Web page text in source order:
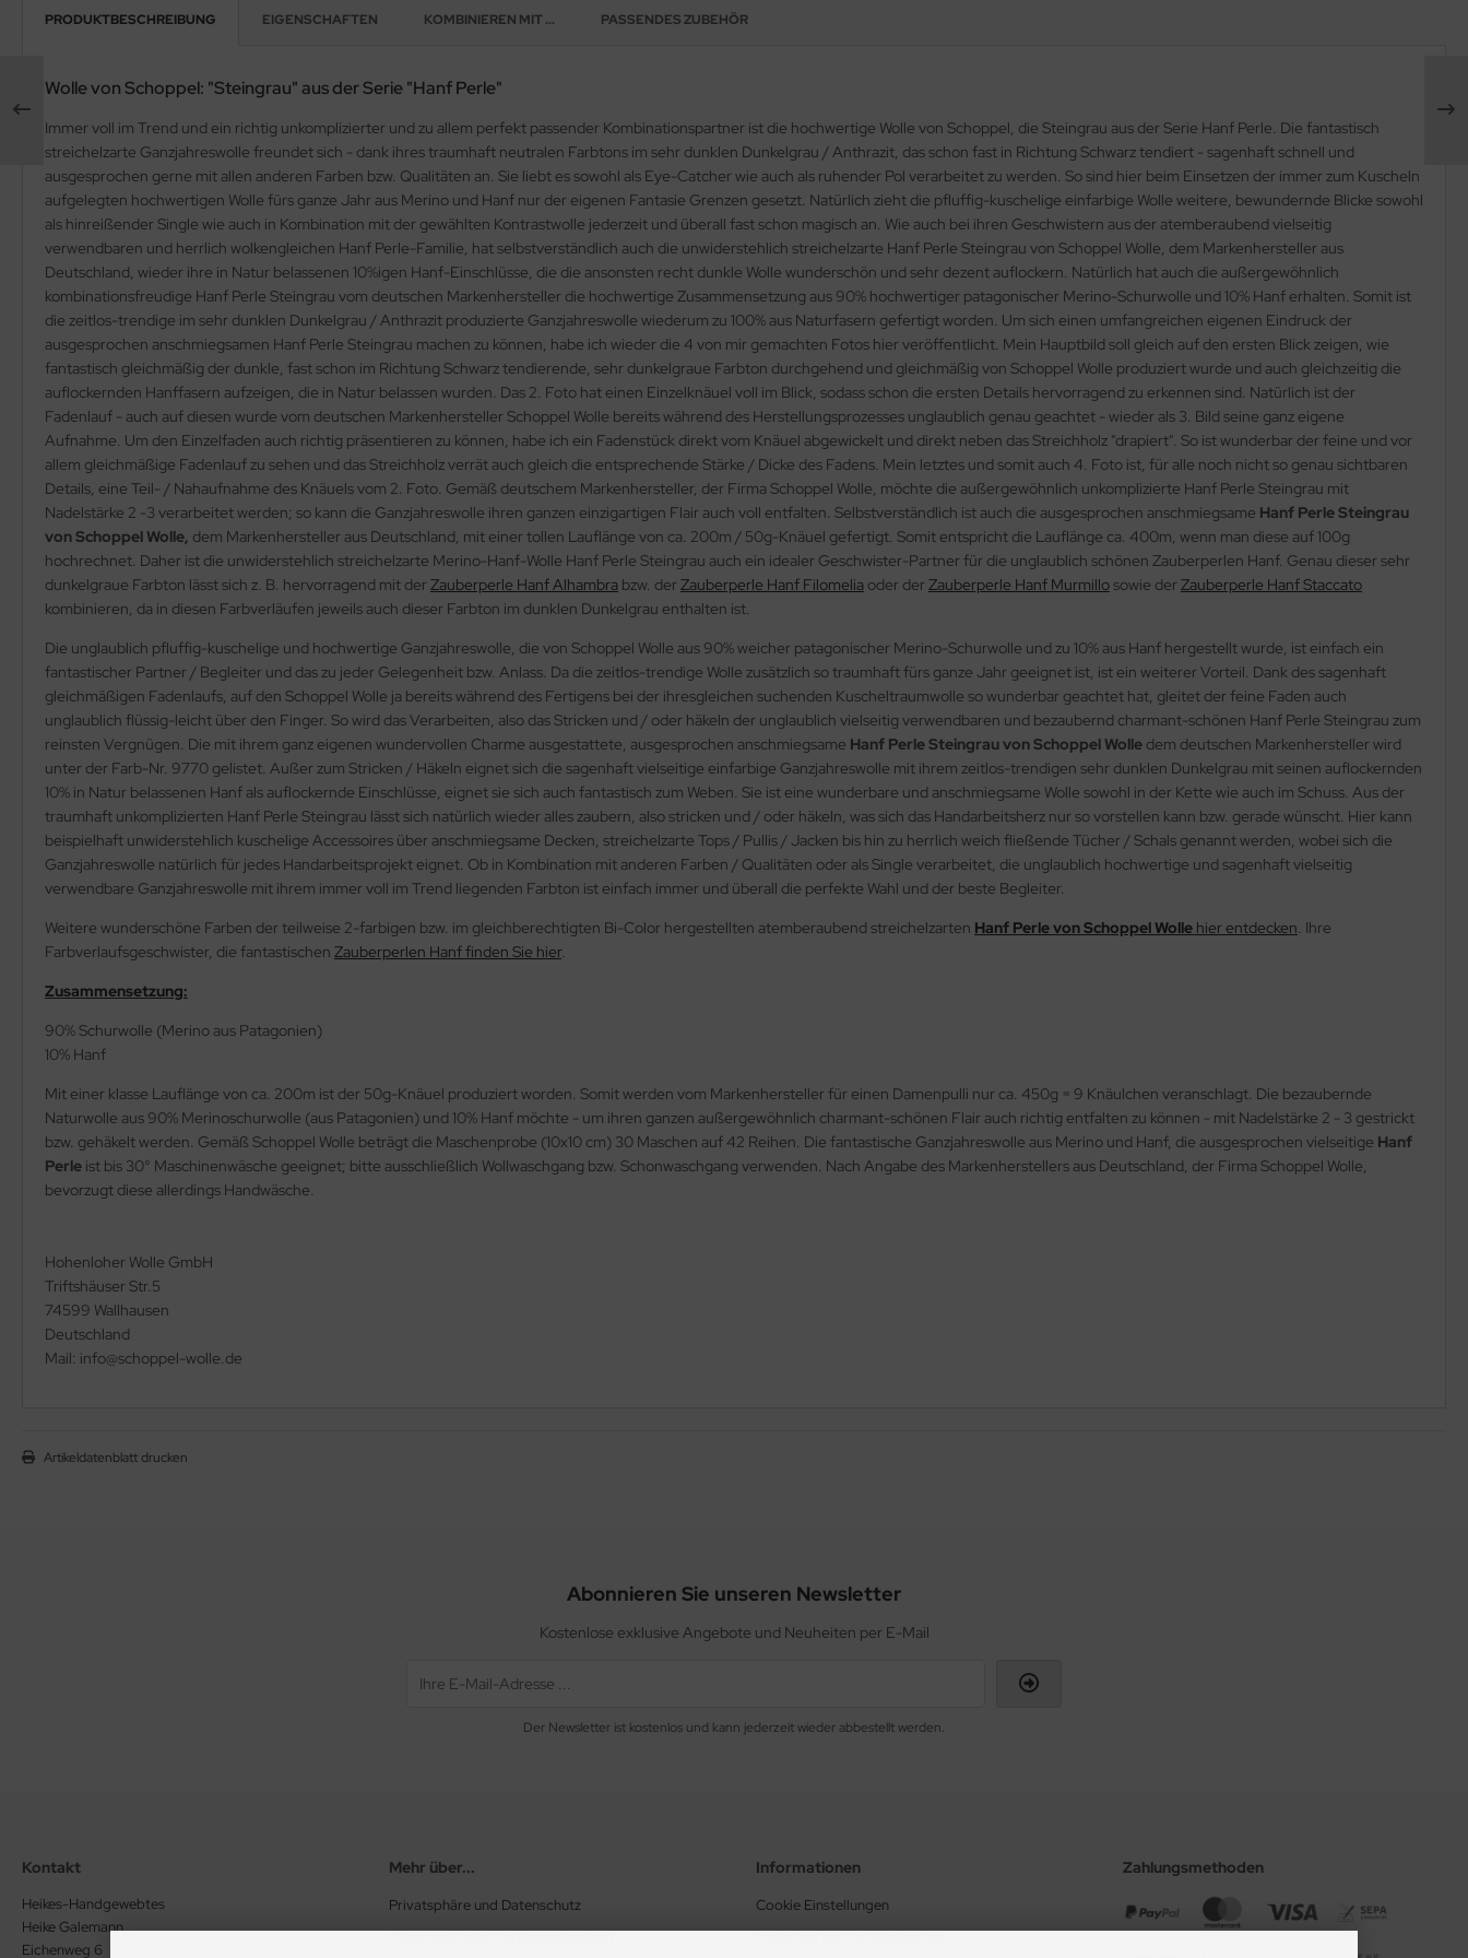
PRODUKTBESCHREIBUNG EIGENSCHAFTEN KOMBINIEREN MIT ... PASSENDES ZUBEHÖR
Wolle von Schoppel: "Steingrau" aus der Serie "Hanf Perle"
Immer voll im Trend und ein richtig unkomplizierter und zu allem perfekt passender Kombinationspartner ist die hochwertige Wolle von Schoppel, die Steingrau aus der Serie Hanf Perle. Die fantastisch
streichelzarte Ganzjahreswolle freundet sich - dank ihres traumhaft neutralen Farbtons im sehr dunklen Dunkelgrau / Anthrazit, das schon fast in Richtung Schwarz tendiert - sagenhaft schnell und
ausgesprochen gerne mit allen anderen Farben bzw. Qualitäten an. Sie liebt es sowohl als Eye-Catcher wie auch als ruhender Pol verarbeitet zu werden. So sind hier beim Einsetzen der immer zum Kuscheln
aufgelegten hochwertigen Wolle fürs ganze Jahr aus Merino und Hanf nur der eigenen Fantasie Grenzen gesetzt. Natürlich zieht die pfluffig-kuschelige einfarbige Wolle weitere, bewundernde Blicke sowohl
als hinreißender Single wie auch in Kombination mit der gewählten Kontrastwolle jederzeit und überall fast schon magisch an. Wie auch bei ihren Geschwistern aus der atemberaubend vielseitig
verwendbaren und herrlich wolkengleichen Hanf Perle-Familie, hat selbstverständlich auch die unwiderstehlich streichelzarte Hanf Perle Steingrau von Schoppel Wolle, dem Markenhersteller aus
Deutschland, wieder ihre in Natur belassenen 10%igen Hanf-Einschlüsse, die die ansonsten recht dunkle Wolle wunderschön und sehr dezent auflockern. Natürlich hat auch die außergewöhnlich
kombinationsfreudige Hanf Perle Steingrau vom deutschen Markenhersteller die hochwertige Zusammensetzung aus 90% hochwertiger patagonischer Merino-Schurwolle und 10% Hanf erhalten. Somit ist
die zeitlos-trendige im sehr dunklen Dunkelgrau / Anthrazit produzierte Ganzjahreswolle wiederum zu 100% aus Naturfasern gefertigt worden. Um sich einen umfangreichen eigenen Eindruck der
ausgesprochen anschmiegsamen Hanf Perle Steingrau machen zu können, habe ich wieder die 4 von mir gemachten Fotos hier veröffentlicht. Mein Hauptbild soll gleich auf den ersten Blick zeigen, wie
fantastisch gleichmäßig der dunkle, fast schon im Richtung Schwarz tendierende, sehr dunkelgraue Farbton durchgehend und gleichmäßig von Schoppel Wolle produziert wurde und auch gleichzeitig die
auflockernden Hanffasern aufzeigen, die in Natur belassen wurden. Das 2. Foto hat einen Einzelknäuel voll im Blick, sodass schon die ersten Details hervorragend zu erkennen sind. Natürlich ist der
Fadenlauf - auch auf diesen wurde vom deutschen Markenhersteller Schoppel Wolle bereits während des Herstellungsprozesses unglaublich genau geachtet - wieder als 3. Bild seine ganz eigene
Aufnahme. Um den Einzelfaden auch richtig präsentieren zu können, habe ich ein Fadenstück direkt vom Knäuel abgewickelt und direkt neben das Streichholz "drapiert". So ist wunderbar der feine und vor
allem gleichmäßige Fadenlauf zu sehen und das Streichholz verrät auch gleich die entsprechende Stärke / Dicke des Fadens. Mein letztes und somit auch 4. Foto ist, für alle noch nicht so genau sichtbaren
Details, eine Teil- / Nahaufnahme des Knäuels vom 2. Foto. Gemäß deutschem Markenhersteller, der Firma Schoppel Wolle, möchte die außergewöhnlich unkomplizierte Hanf Perle Steingrau mit
Nadelstärke 2 -3 verarbeitet werden; so kann die Ganzjahreswolle ihren ganzen einzigartigen Flair auch voll entfalten. Selbstverständlich ist auch die ausgesprochen anschmiegsame Hanf Perle Steingrau
von Schoppel Wolle, dem Markenhersteller aus Deutschland, mit einer tollen Lauflänge von ca. 200m / 50g-Knäuel gefertigt. Somit entspricht die Lauflänge ca. 400m, wenn man diese auf 100g
hochrechnet. Daher ist die unwiderstehlich streichelzarte Merino-Hanf-Wolle Hanf Perle Steingrau auch ein idealer Geschwister-Partner für die unglaublich schönen Zauberperlen Hanf. Genau dieser sehr
dunkelgraue Farbton lässt sich z. B. hervorragend mit der Zauberperle Hanf Alhambra bzw. der Zauberperle Hanf Filomelia oder der Zauberperle Hanf Murmillosowie der Zauberperle Hanf Staccato
kombinieren, da in diesen Farbverläufen jeweils auch dieser Farbton im dunklen Dunkelgrau enthalten ist.
Die unglaublich pfluffig-kuschelige und hochwertige Ganzjahreswolle, die von Schoppel Wolle aus 90% weicher patagonischer Merino-Schurwolle und zu 10% aus Hanf hergestellt wurde, ist einfach ein
fantastischer Partner / Begleiter und das zu jeder Gelegenheit bzw. Anlass. Da die zeitlos-trendige Wolle zusätzlich so traumhaft fürs ganze Jahr geeignet ist, ist ein weiterer Vorteil. Dank des sagenhaft
gleichmäßigen Fadenlaufs, auf den Schoppel Wolle ja bereits während des Fertigens bei der ihresgleichen suchenden Kuscheltraumwolle so wunderbar geachtet hat, gleitet der feine Faden auch
unglaublich flüssig-leicht über den Finger. So wird das Verarbeiten, also das Stricken und / oder häkeln der unglaublich vielseitig verwendbaren und bezaubernd charmant-schönen Hanf Perle Steingrau zum
reinsten Vergnügen. Die mit ihrem ganz eigenen wundervollen Charme ausgestattete, ausgesprochen anschmiegsame Hanf Perle Steingrau von Schoppel Wolle dem deutschen Markenhersteller wird
unter der Farb-Nr. 9770 gelistet. Außer zum Stricken / Häkeln eignet sich die sagenhaft vielseitige einfarbige Ganzjahreswolle mit ihrem zeitlos-trendigen sehr dunklen Dunkelgrau mit seinen auflockernden
10% in Natur belassenen Hanf als auflockernde Einschlüsse, eignet sie sich auch fantastisch zum Weben. Sie ist eine wunderbare und anschmiegsame Wolle sowohl in der Kette wie auch im Schuss. Aus der
traumhaft unkomplizierten Hanf Perle Steingrau lässt sich natürlich wieder alles zaubern, also stricken und / oder häkeln, was sich das Handarbeitsherz nur so vorstellen kann bzw. gerade wünscht. Hier kann
beispielhaft unwiderstehlich kuschelige Accessoires über anschmiegsame Decken, streichelzarte Tops / Pullis / Jacken bis hin zu herrlich weich fließende Tücher / Schals genannt werden, wobei sich die
Ganzjahreswolle natürlich für jedes Handarbeitsprojekt eignet. Ob in Kombination mit anderen Farben / Qualitäten oder als Single verarbeitet, die unglaublich hochwertige und sagenhaft vielseitig
verwendbare Ganzjahreswolle mit ihrem immer voll im Trend liegenden Farbton ist einfach immer und überall die perfekte Wahl und der beste Begleiter.
Weitere wunderschöne Farben der teilweise 2-farbigen bzw. im gleichberechtigten Bi-Color hergestellten atemberaubend streichelzarten Hanf Perle von Schoppel Wolle hier entdecken . Ihre
Farbverlaufsgeschwister, die fantastischen Zauberperlen Hanf finden Sie hier.
Zusammensetzung:
90% Schurwolle (Merino aus Patagonien)
10% Hanf
Mit einer klasse Lauflänge von ca. 200m ist der 50g-Knäuel produziert worden. Somit werden vom Markenhersteller für einen Damenpulli nur ca. 450g = 9 Knäulchen veranschlagt. Die bezaubernde
Naturwolle aus 90% Merinoschurwolle (aus Patagonien) und 10% Hanf möchte - um ihren ganzen außergewöhnlich charmant-schönen Flair auch richtig entfalten zu können - mit Nadelstärke 2 - 3 gestrickt
bzw. gehäkelt werden. Gemäß Schoppel Wolle beträgt die Maschenprobe (10x10 cm) 30 Maschen auf 42 Reihen. Die fantastische Ganzjahreswolle aus Merino und Hanf, die ausgesprochen vielseitige Hanf
Perle ist bis 30° Maschinenwäsche geeignet; bitte ausschließlich Wollwaschgang bzw. Schonwaschgang verwenden. Nach Angabe des Markenherstellers aus Deutschland, der Firma Schoppel Wolle,
bevorzugt diese allerdings Handwäsche.
Hohenloher Wolle GmbH
Triftshäuser Str.5
74599 Wallhausen
Deutschland
Mail: info@schoppel-wolle.de
Artikeldatenblatt drucken
Abonnieren Sie unseren Newsletter
Kostenlose exklusive Angebote und Neuheiten per E-Mail
Der Newsletter ist kostenlos und kann jederzeit wieder abbestellt werden.
Kontakt
Heikes-Handgewebtes
Heike Galemann
Eichenweg 6
Mehr über...
Privatsphäre und Datenschutz
Allgemeine Geschäftsbedingungen
Informationen
Cookie Einstellungen
Lieferung und Versandkosten
Zahlungsmethoden